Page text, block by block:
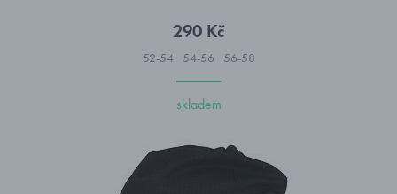
290 Kč
52-54 54-56 56-58
skladem